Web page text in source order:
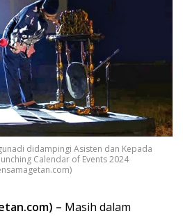
didampingi Asisten dan Kepada
Calendar of Events 2024
– Masih dalam